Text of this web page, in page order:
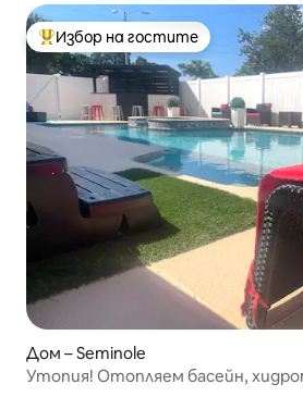
Най-популярен избор на гостите
Избор на гостите
Дом – Seminole
Утопия! Отопляем басейн,